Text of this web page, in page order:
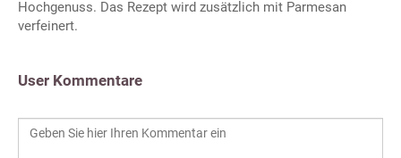
Hochgenuss. Das Rezept wird zusätzlich mit Parmesan
verfeinert.
User Kommentare